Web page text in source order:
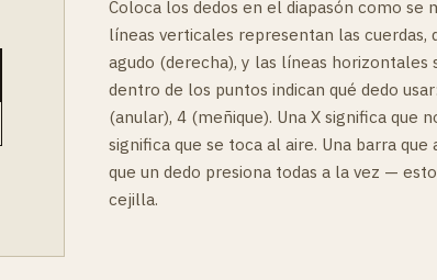
Coloca los dedos en el diapasón como se
líneas verticales representan las cuerdas,
agudo (derecha), y las líneas horizontales
dentro de los puntos indican qué dedo
(anular), 4 (meñique). Una X significa que
significa que se toca al aire. Una barra que
que un dedo presiona todas a la vez —
cejilla.